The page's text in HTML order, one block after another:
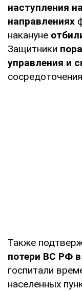
наступления
направлениях
накануне
Защитники
управления и
Также
потери ВС РФ
госпитали
населенных